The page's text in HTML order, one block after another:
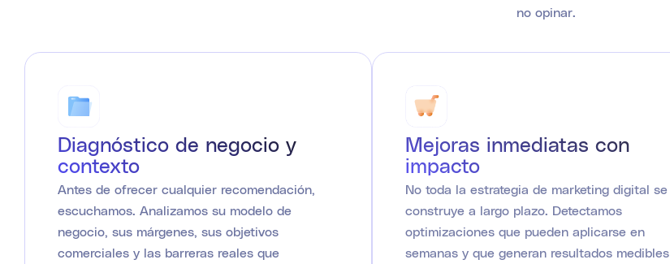
no opinar.
Diagnóstico de negocio y
contexto
Antes de ofrecer cualquier recomendación,
escuchamos. Analizamos su modelo de
negocio, sus márgenes, sus objetivos
comerciales y las barreras reales que
Mejoras inmediatas con
impacto
No toda la estrategia de marketing digital se
construye a largo plazo. Detectamos
optimizaciones que pueden aplicarse en
semanas y que generan resultados medibles